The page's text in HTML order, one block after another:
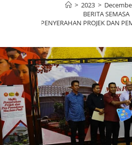
> 2023 >
BERITA SEMASA
MAJLIS PENYERAHAN PROJEK DAN